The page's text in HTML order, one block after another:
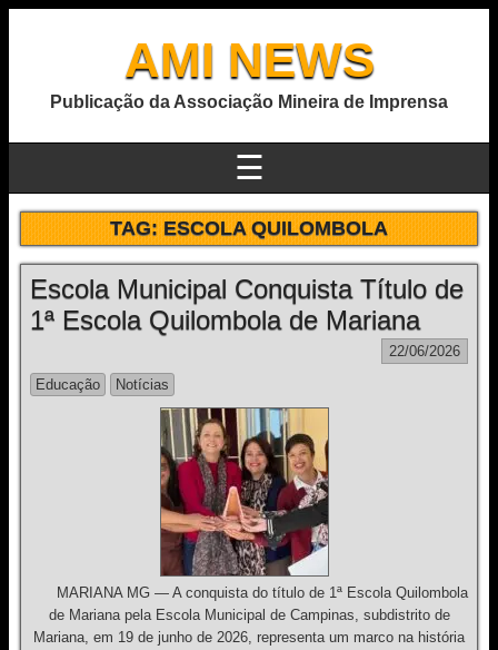
AMI NEWS
Publicação da Associação Mineira de Imprensa
☰
TAG:ESCOLA QUILOMBOLA
Escola Municipal Conquista Título de
1ª Escola Quilombola de Mariana
22/06/2026
Educação
Notícias
MARIANA MG — A conquista do título de 1ª Escola Quilombola
de Mariana pela Escola Municipal de Campinas, subdistrito de
Mariana, em 19 de junho de 2026, representa um marco na história